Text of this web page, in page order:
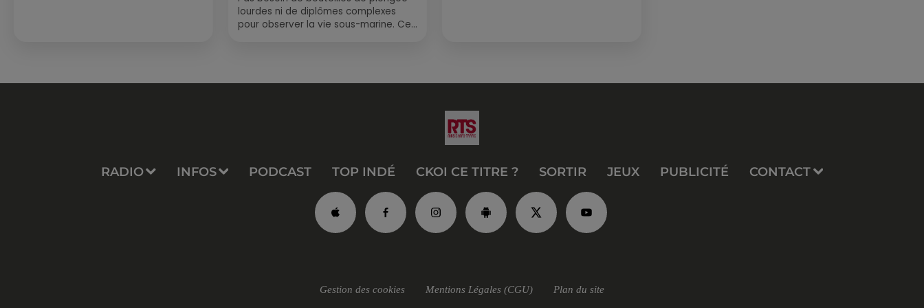
lourdes ni de diplômes complexes
pour observer la vie sous-marine. Cet
RADIO INFOS PODCAST TOP INDÉ CKOI CE TITRE ? SORTIR JEUX PUBLICITÉ CONTACT
Gestion des cookies Mentions Légales (CGU) Plan du site